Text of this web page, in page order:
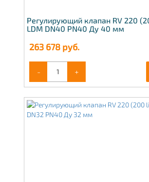
Регулирующий клапан RV 220
LDM DN40 PN40 Ду 40 мм
263 678 руб.
- +